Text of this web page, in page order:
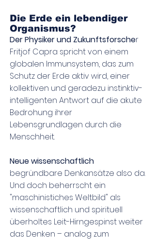
Die Erde ein lebendiger
Organismus?
Der Physiker und Zukunftsforscher
Fritjof Capra spricht von einem
globalen Immunsystem, das zum
Schutz der Erde aktiv wird, einer
kollektiven und geradezu instinktiv-
intelligenten Antwort auf die akute
Bedrohung ihrer
Lebensgrundlagen durch die
Menschheit.
Neue wissenschaftlich
begründbare Denkansätze also da.
Und doch beherrscht ein
"maschinistiches Weltbild" als
wissenschaftlich und spirituell
überholtes Leit-Hirngespinst weiter
das Denken – analog zum